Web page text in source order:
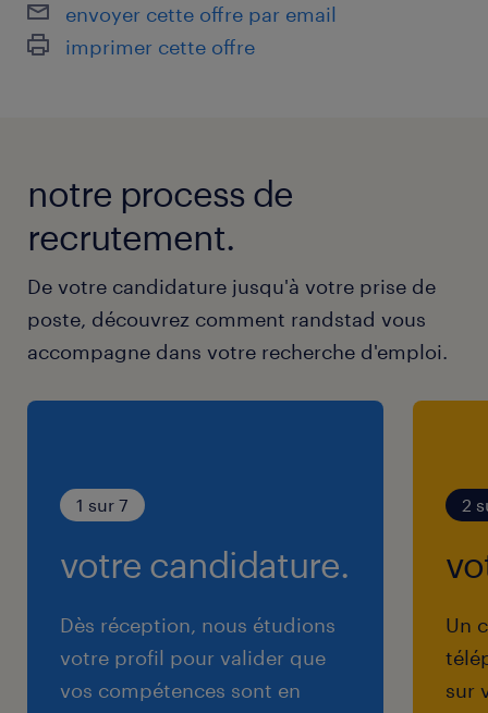
envoyer cette offre par email
imprimer cette offre
notre process de
recrutement.
De votre candidature jusqu'à votre prise de
poste, découvrez comment randstad vous
accompagne dans votre recherche d'emploi.
1 sur 7
votre candidature.
Dès réception, nous étudions
votre profil pour valider que
vos compétences sont en
2
Un
sur